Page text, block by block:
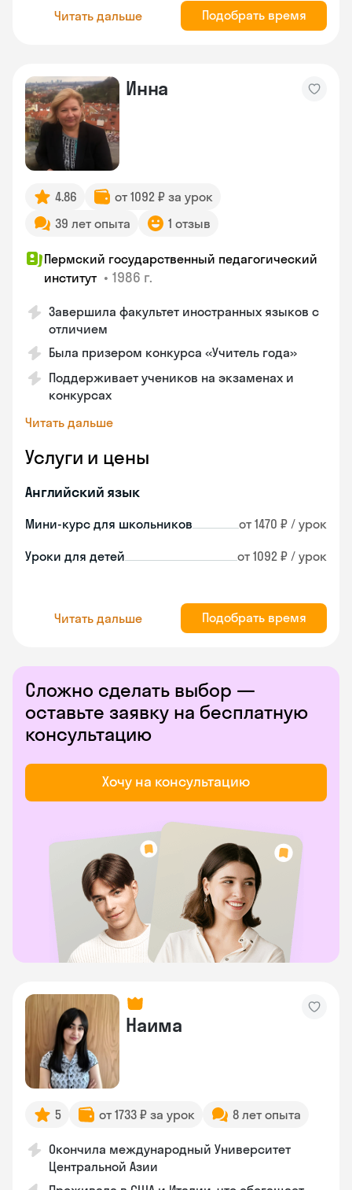
Читать дальше Подобрать время
Инна
4.86
от 1092 ₽ за урок
39 лет опыта
1 отзыв
Пермский государственный педагогический
институт • 1986 г.
Завершила факультет иностранных языков с
отличием
Была призером конкурса «Учитель года»
Поддерживает учеников на экзаменах и
конкурсах
Читать дальше
Услуги и цены
Английский язык
Мини-курс для школьников от 1470 ₽ / урок
Уроки для детей от 1092 ₽ / урок
Читать дальше Подобрать время
Сложно сделать выбор —
оставьте заявку на бесплатную
консультацию
Хочу на консультацию
Наима
5 от 1733 ₽ за урок 8 лет опыта
Окончила международный Университет
Центральной Азии